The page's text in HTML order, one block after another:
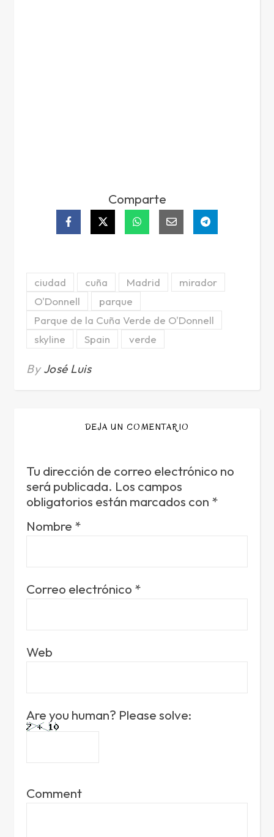
Comparte
ciudad cuña Madrid
mirador
O'Donnell
parque
Parque de la Cuña Verde de O'Donnell
skyline
Spain verde
ByJosé Luis
DEJA UN COMENTARIO
Tu dirección de correo electrónico no
será publicada. Los campos
obligatorios están marcados con *
Nombre *
Correo electrónico *
Web
Are you human? Please solve:
Comment